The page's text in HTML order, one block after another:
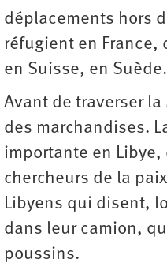
déplacements hors
réfugient en France,
en Suisse, en Suède.
Avant de traverser
des marchandises.
importante en Libye,
chercheurs de la
Libyens qui disent,
dans leur camion,
poussins.